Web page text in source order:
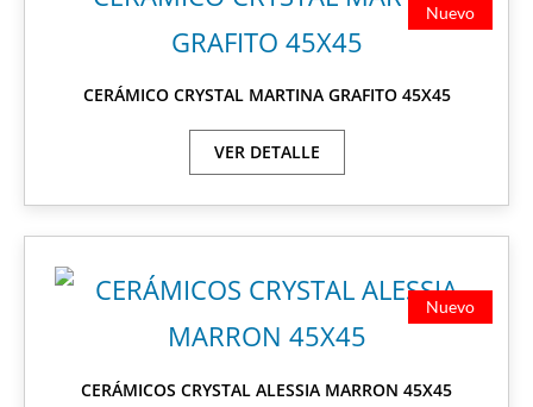
Nuevo
CERÁMICO CRYSTAL MARTINA GRAFITO 45X45
VER DETALLE
Nuevo
CERÁMICOS CRYSTAL ALESSIA MARRON 45X45